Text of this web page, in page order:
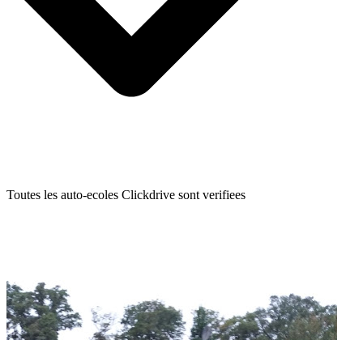
Toutes les auto-ecoles Clickdrive sont verifiees